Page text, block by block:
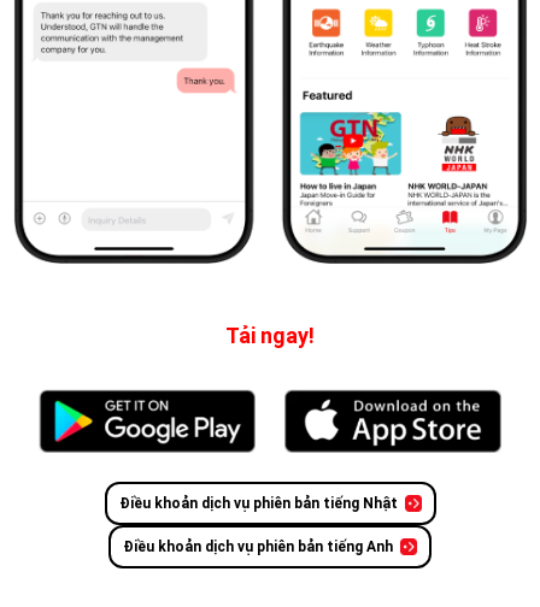
Tải ngay!
Điều khoản dịch vụ phiên bản tiếng Nhật
Điều khoản dịch vụ phiên bản tiếng Anh